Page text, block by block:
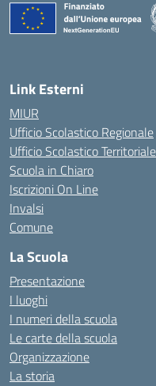
Link Esterni
MIUR
Ufficio Scolastico Regionale
Ufficio Scolastico Territoriale
Scuola in Chiaro
Iscrizioni On Line
Invalsi
Comune
La Scuola
Presentazione
I luoghi
I numeri della scuola
Le carte della scuola
Organizzazione
La storia